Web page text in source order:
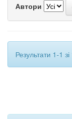
Автори
Результати 1-1 зі